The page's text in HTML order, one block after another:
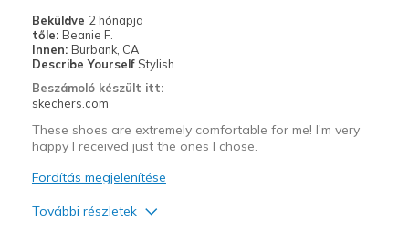
View On Shoes
Beküldve 2 hónapja
tőle: Beanie F.
Innen: Burbank, CA
Describe Yourself Stylish
Beszámoló készült itt:
skechers.com
These shoes are extremely comfortable for me! I'm very
happy I received just the ones I chose.
Fordítás megjelenítése
További részletek